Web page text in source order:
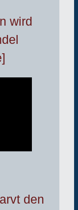
wird
den